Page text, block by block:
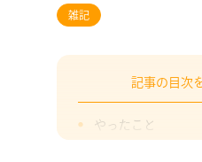
雑記
記事の目次
やったこと